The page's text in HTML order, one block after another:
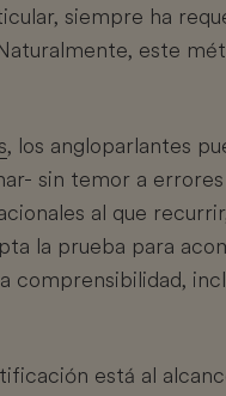
siempre ha
este
, los angloparlantes
sin temor a errores
al que
la prueba para
comprensibilidad,
está al